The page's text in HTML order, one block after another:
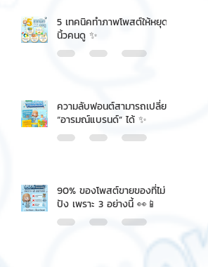
5 เทคนิคทำภาพโพสต์ให้หยุด
นิ้วคนดู ✨
ความลับฟอนต์สามารถเปลี่ยน
“อารมณ์แบรนด์” ได้ ✨
90% ของโพสต์ขายของที่ไม่
ปัง เพราะ 3 อย่างนี้ 👀📱